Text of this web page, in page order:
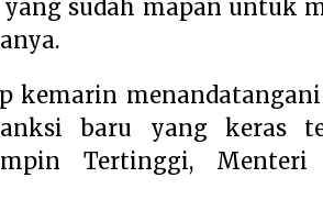
sudah mapan untuk
kemarin
baru yang keras
Tertinggi,